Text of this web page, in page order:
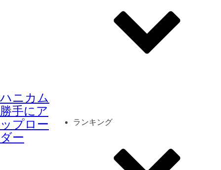
ハニカム
勝手にア
ップロー
ダー
ランキング